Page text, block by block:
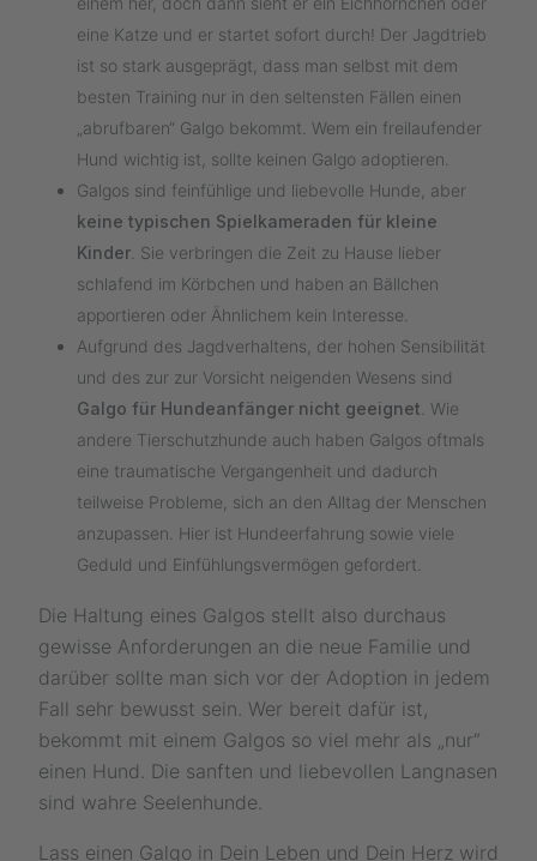
eine Katze und er startet sofort durch! Der Jagdtrieb
ist so stark ausgeprägt, dass man selbst mit dem
besten Training nur in den seltensten Fällen einen
„abrufbaren“ Galgo bekommt. Wem ein freilaufender
Hund wichtig ist, sollte keinen Galgo adoptieren.
Galgos sind feinfühlige und liebevolle Hunde, aber
keine typischen Spielkameraden für kleine
Kinder . Sie verbringen die Zeit zu Hause lieber
schlafend im Körbchen und haben an Bällchen
apportieren oder Ähnlichem kein Interesse.
Aufgrund des Jagdverhaltens, der hohen Sensibilität
und des zur zur Vorsicht neigenden Wesens sind
Galgo für Hundeanfänger nicht geeignet . Wie
andere Tierschutzhunde auch haben Galgos oftmals
eine traumatische Vergangenheit und dadurch
teilweise Probleme, sich an den Alltag der Menschen
anzupassen. Hier ist Hundeerfahrung sowie viele
Geduld und Einfühlungsvermögen gefordert.
Die Haltung eines Galgos stellt also durchaus
gewisse Anforderungen an die neue Familie und
darüber sollte man sich vor der Adoption in jedem
Fall sehr bewusst sein. Wer bereit dafür ist,
bekommt mit einem Galgos so viel mehr als „nur“
einen Hund. Die sanften und liebevollen Langnasen
sind wahre Seelenhunde.
Lass einen Galgo in Dein Leben und Dein Herz wird